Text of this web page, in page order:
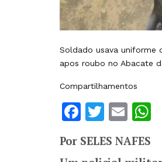
Soldado usava uniforme
apos roubo no Abacate
Compartilhamentos
Facebook
Twitter
Por SELES NAFES